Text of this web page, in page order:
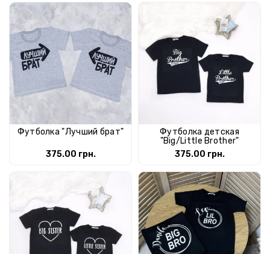
Футболка "Лучший брат"
375.00 грн.
Футболка детская
"Big/Little Brother"
375.00 грн.